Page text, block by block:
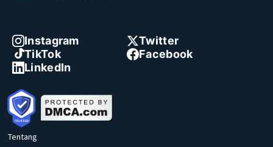
Instagram
Twitter
TikTok
Facebook
LinkedIn
Tentang